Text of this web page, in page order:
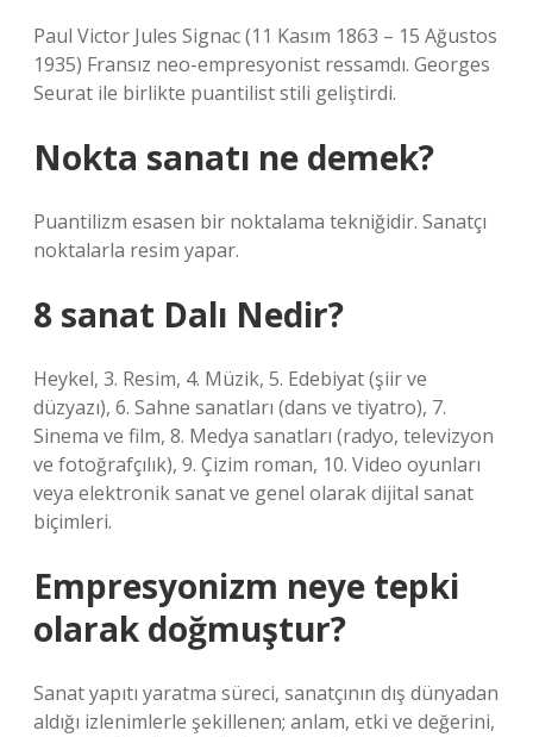
Paul Victor Jules Signac (11 Kasım 1863 – 15 Ağustos
1935) Fransız neo-empresyonist ressamdı. Georges
Seurat ile birlikte puantilist stili geliştirdi.
Nokta sanatı ne demek?
Puantilizm esasen bir noktalama tekniğidir. Sanatçı
noktalarla resim yapar.
8 sanat Dalı Nedir?
Heykel, 3. Resim, 4. Müzik, 5. Edebiyat (şiir ve
düzyazı), 6. Sahne sanatları (dans ve tiyatro), 7.
Sinema ve film, 8. Medya sanatları (radyo, televizyon
ve fotoğrafçılık), 9. Çizim roman, 10. Video oyunları
veya elektronik sanat ve genel olarak dijital sanat
biçimleri.
Empresyonizm neye tepki
olarak doğmuştur?
Sanat yapıtı yaratma süreci, sanatçının dış dünyadan
aldığı izlenimlerle şekillenen; anlam, etki ve değerini,